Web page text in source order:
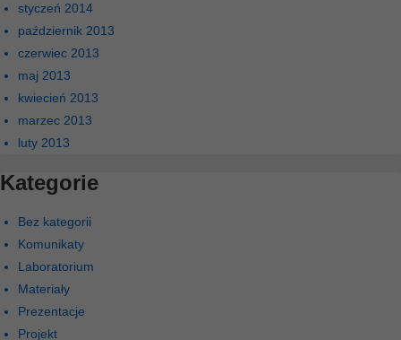
styczeń 2014
październik 2013
czerwiec 2013
maj 2013
kwiecień 2013
marzec 2013
luty 2013
Kategorie
Bez kategorii
Komunikaty
Laboratorium
Materiały
Prezentacje
Projekt